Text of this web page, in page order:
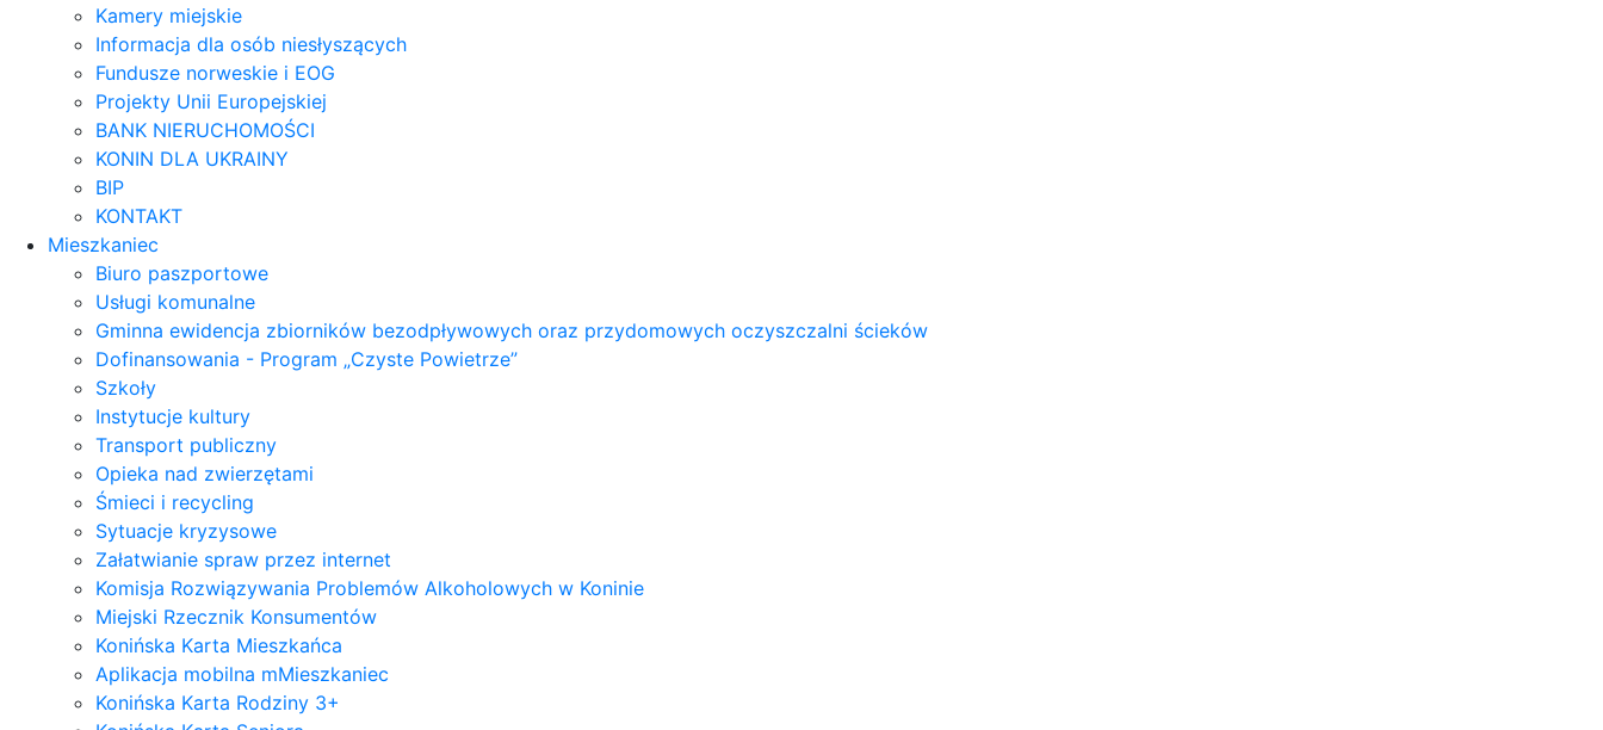
Kamery miejskie
Informacja dla osób niesłyszących
Fundusze norweskie i EOG
Projekty Unii Europejskiej
BANK NIERUCHOMOŚCI
KONIN DLA UKRAINY
BIP
KONTAKT
Mieszkaniec
Biuro paszportowe
Usługi komunalne
Gminna ewidencja zbiorników bezodpływowych oraz przydomowych oczyszczalni ścieków
Dofinansowania - Program „Czyste Powietrze”
Szkoły
Instytucje kultury
Transport publiczny
Opieka nad zwierzętami
Śmieci i recycling
Sytuacje kryzysowe
Załatwianie spraw przez internet
Komisja Rozwiązywania Problemów Alkoholowych w Koninie
Miejski Rzecznik Konsumentów
Konińska Karta Mieszkańca
Aplikacja mobilna mMieszkaniec
Konińska Karta Rodziny 3+